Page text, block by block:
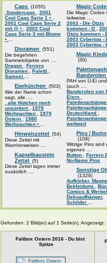
Caps (1055)
.Sondercaps
2001
Cool Caps Serie 1 •
2001 Cool Caps Serie 2
mit @ •
2002 Cool
Caps Serie 3 mit Blume
•
Dioramen
(551)
Die begehrten
Sammelobjekte von ....
Dragon
Ferrero
Dioramen
Paletti
Samset
Eierhütchen
(503)
Wie der Name schon
sagt, alle ....
. alte Hütchen noch
unsortiert
1978
Weihnachten
1979
Ostern
1980
Weihnachten •
Hinweiszettel (54)
Diese Zettel mit
Warnhinweisen ....
Kapselbaustein
Zettel (5)
Diese Zettel lagen immer
zusätzlich ....
Magic
Die Magic Codes
teilweise ....
2003 - Die Ötzis
kommen - D
Ötzis kommen -
2003 Cybertop -
2003 Cybertop -
Magic
(30)
Banderolen
PAH von Ü-Ei
(auch ....
Banderolen von
Eiern
Deutschland
weltweit
Pins /
(108)
Witzige Pins sind
eigenes ....
Button
Ferrero
No-Name Pins
Sonstige
(1329)
Aufkleber,
Bekleidung
Comics &
Dekoaufhänger,
Schilder
Gefunden: 2 Bild(er) auf 1 Seite(n). Angezeigt:
Faltbox Ostern 2016 - Du bist
Spitze